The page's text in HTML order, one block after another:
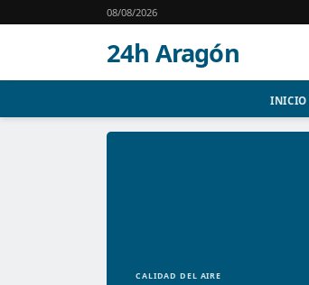
08/08/2026
24h Aragón
INICIO
CALIDAD DEL AIRE